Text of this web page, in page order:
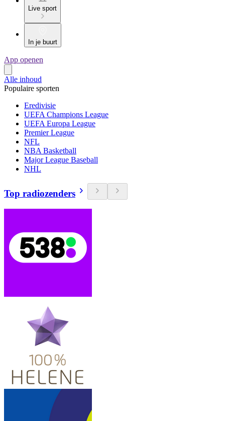
Live sport
In je buurt
App openen
Alle inhoud
Populaire sporten
Eredivisie
UEFA Champions League
UEFA Europa League
Premier League
NFL
NBA Basketball
Major League Baseball
NHL
Top radiozenders